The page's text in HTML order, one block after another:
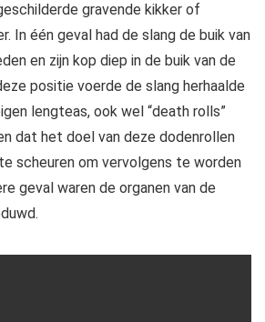
gravende kikker of
In één geval had de slang de buik van
en zijn kop diep in de buik van de
positie voerde de slang herhaalde
lengteas, ook wel “death rolls”
dat het doel van deze dodenrollen
scheuren om vervolgens te worden
geval waren de organen van de